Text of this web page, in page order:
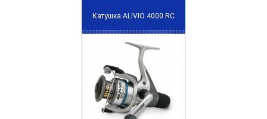
Катушка ALIVIO 4000 RC